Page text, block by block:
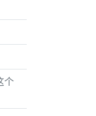
个